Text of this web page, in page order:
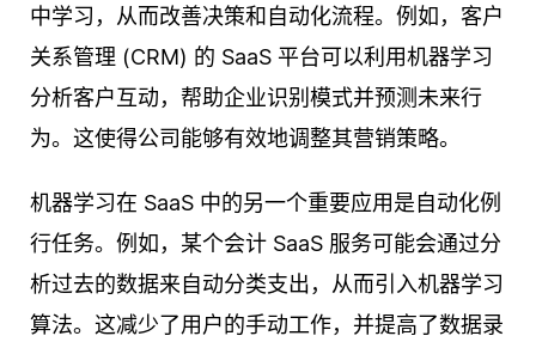
中学习，从而改善决策和自动化流程。例如，客户
关系管理 (CRM) 的 SaaS 平台可以利用机器学习
分析客户互动，帮助企业识别模式并预测未来行
为。这使得公司能够有效地调整其营销策略。
机器学习在 SaaS 中的另一个重要应用是自动化例
行任务。例如，某个会计 SaaS 服务可能会通过分
析过去的数据来自动分类支出，从而引入机器学习
算法。这减少了用户的手动工作，并提高了数据录